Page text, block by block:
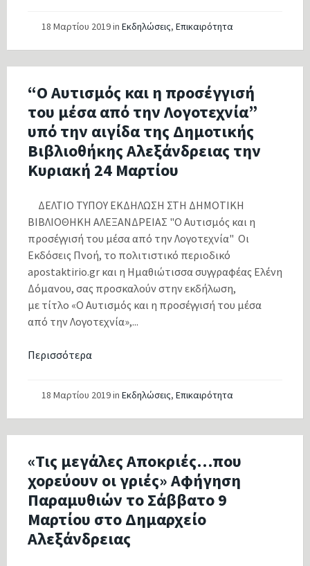
18 Μαρτίου 2019in Εκδηλώσεις, Επικαιρότητα
“Ο Αυτισμός και η προσέγγισή
του μέσα από την Λογοτεχνία”
υπό την αιγίδα της Δημοτικής
Βιβλιοθήκης Αλεξάνδρειας την
Κυριακή 24 Μαρτίου
ΔΕΛΤΙΟ ΤΥΠΟΥ ΕΚΔΗΛΩΣΗ ΣΤΗ ΔΗΜΟΤΙΚΗ
ΒΙΒΛΙΟΘΗΚΗ ΑΛΕΞΑΝΔΡΕΙΑΣ "Ο Αυτισμός και η
προσέγγισή του μέσα από την Λογοτεχνία" Οι
Εκδόσεις Πνοή, το πολιτιστικό περιοδικό
apostaktirio.gr και η Ημαθιώτισσα συγγραφέας Ελένη
Δόμανου, σας προσκαλούν στην εκδήλωση,
με τίτλο «Ο Αυτισμός και η προσέγγισή του μέσα
από την Λογοτεχνία»,...
Περισσότερα
18 Μαρτίου 2019in Εκδηλώσεις, Επικαιρότητα
«Τις μεγάλες Αποκριές…που
χορεύουν οι γριές» Αφήγηση
Παραμυθιών το Σάββατο 9
Μαρτίου στο Δημαρχείο
Αλεξάνδρειας